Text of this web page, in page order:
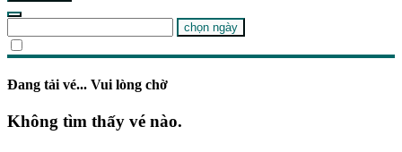
chọn ngày
Đang tải vé... Vui lòng chờ
Không tìm thấy vé nào.